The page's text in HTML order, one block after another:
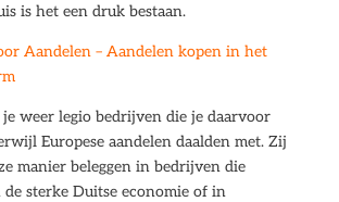
is het een druk bestaan.
Aandelen – Aandelen kopen in het
weer legio bedrijven die je daarvoor
Europese aandelen daalden met. Zij
manier beleggen in bedrijven die
sterke Duitse economie of in